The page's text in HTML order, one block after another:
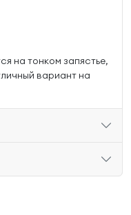
на тонком запястье,
вариант на